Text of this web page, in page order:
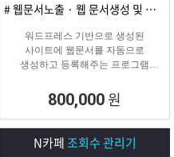
# 웹문서노출 · 웹 문서생성 및 등록
워드프레스 기반으로 생성된
사이트에 웹문서를 자동으로
생성하고 등록해주는 프로그램
800,000 원
N카페조회수 관리기